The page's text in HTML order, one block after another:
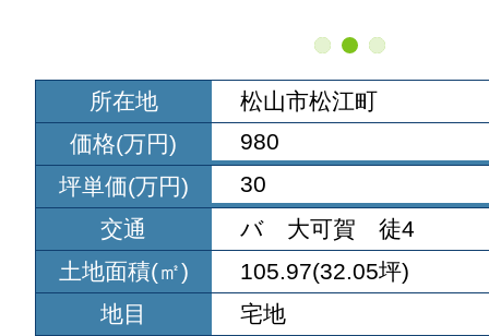
所在地
松山市松江町
価格(万円)
980
坪単価(万円)
30
交通
バ 大可賀 徒4
土地面積(㎡)
105.97(32.05坪)
地目
宅地